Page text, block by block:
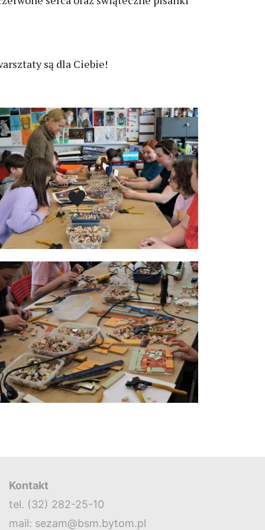
są dla Ciebie!
Kontakt
tel. (32) 282-25-10
mail: sezam@bsm.bytom.pl